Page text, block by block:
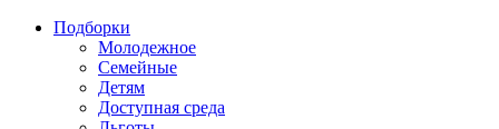
Подборки
Молодежное
Семейные
Детям
Доступная среда